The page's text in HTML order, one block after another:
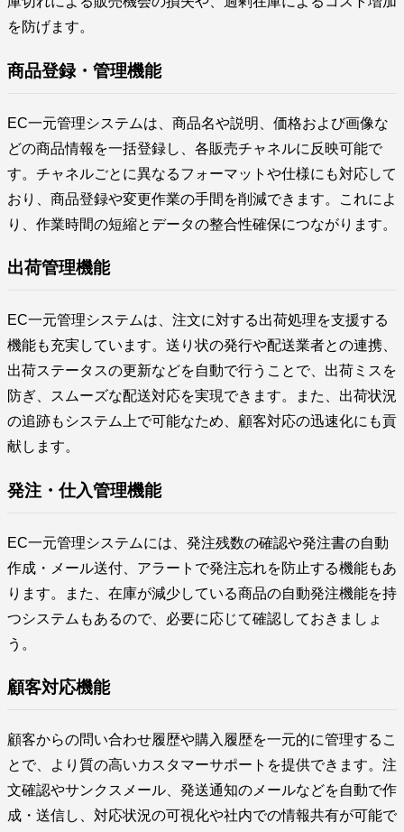
を防げます。
商品登録・管理機能
EC一元管理システムは、商品名や説明、価格および画像な
どの商品情報を一括登録し、各販売チャネルに反映可能で
す。チャネルごとに異なるフォーマットや仕様にも対応して
おり、商品登録や変更作業の手間を削減できます。これによ
り、作業時間の短縮とデータの整合性確保につながります。
出荷管理機能
EC一元管理システムは、注文に対する出荷処理を支援する
機能も充実しています。送り状の発行や配送業者との連携、
出荷ステータスの更新などを自動で行うことで、出荷ミスを
防ぎ、スムーズな配送対応を実現できます。また、出荷状況
の追跡もシステム上で可能なため、顧客対応の迅速化にも貢
献します。
発注・仕入管理機能
EC一元管理システムには、発注残数の確認や発注書の自動
作成・メール送付、アラートで発注忘れを防止する機能もあ
ります。また、在庫が減少している商品の自動発注機能を持
つシステムもあるので、必要に応じて確認しておきましょ
う。
顧客対応機能
顧客からの問い合わせ履歴や購入履歴を一元的に管理するこ
とで、より質の高いカスタマーサポートを提供できます。注
文確認やサンクスメール、発送通知のメールなどを自動で作
成・送信し、対応状況の可視化や社内での情報共有が可能で